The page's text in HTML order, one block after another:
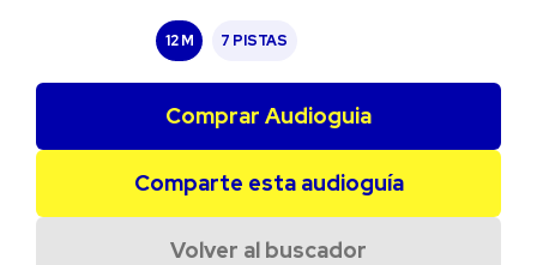
12 M 7 PISTAS
Comprar Audioguia
Comparte esta audioguía
Volver al buscador